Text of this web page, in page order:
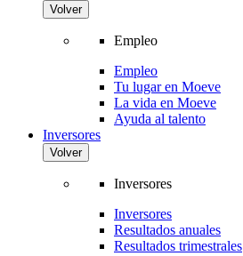
Volver
Empleo
Empleo
Tu lugar en Moeve
La vida en Moeve
Ayuda al talento
Inversores
Volver
Inversores
Inversores
Resultados anuales
Resultados trimestrales